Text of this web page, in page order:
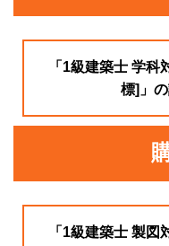
「1級建築士 学科
標]」
「1級建築士 製図